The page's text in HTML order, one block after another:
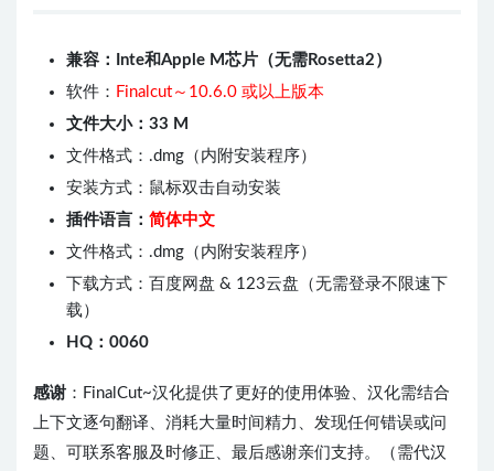
兼容：Inte和Apple M芯片（无需Rosetta2）
软件： Finalcut～10.6.0 或以上版本
文件大小：33 M
文件格式：.dmg（内附安装程序）
安装方式：鼠标双击自动安装
插件语言： 简体中文
文件格式：.dmg（内附安装程序）
下载方式：百度网盘 & 123云盘（无需登录不限速下
载）
HQ：0060
感谢 ：FinalCut~汉化提供了更好的使用体验、汉化需结合
上下文逐句翻译、消耗大量时间精力、发现任何错误或问
题、可联系客服及时修正、最后感谢亲们支持。（需代汉